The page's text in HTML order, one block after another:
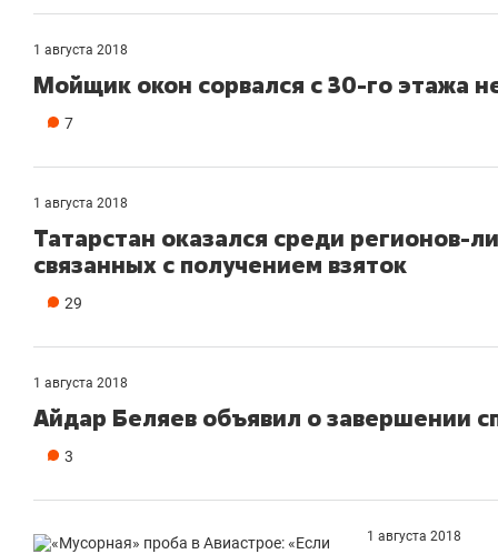
1 августа 2018
Мойщик окон сорвался с 30-го этажа
7
1 августа 2018
Татарстан оказался среди регионов-
связанных с получением взяток
29
1 августа 2018
Айдар Беляев объявил о завершении
3
1 августа 2018